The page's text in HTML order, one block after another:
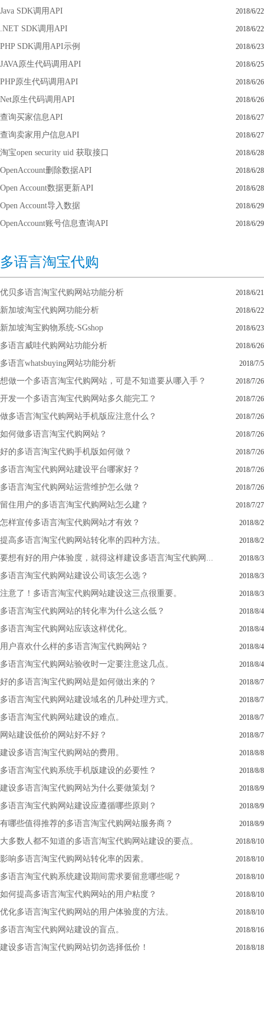
Java SDK调用API 2018/6/22
.NET SDK调用API 2018/6/22
PHP SDK调用API示例 2018/6/23
JAVA原生代码调用API 2018/6/25
PHP原生代码调用API 2018/6/26
Net原生代码调用API 2018/6/26
查询买家信息API 2018/6/27
查询卖家用户信息API 2018/6/27
淘宝open security uid 获取接口 2018/6/28
OpenAccount删除数据API 2018/6/28
Open Account数据更新API 2018/6/28
Open Account导入数据 2018/6/29
OpenAccount账号信息查询API 2018/6/29
多语言淘宝代购
优贝多语言淘宝代购网站功能分析 2018/6/21
新加坡淘宝代购网功能分析 2018/6/22
新加坡淘宝购物系统-SGshop 2018/6/23
多语言威哇代购网站功能分析 2018/6/26
多语言whatsbuying网站功能分析 2018/7/5
想做一个多语言淘宝代购网站，可是不知道要从哪入手？ 2018/7/26
开发一个多语言淘宝代购网站多久能完工？ 2018/7/26
做多语言淘宝代购网站手机版应注意什么？ 2018/7/26
如何做多语言淘宝代购网站？ 2018/7/26
好的多语言淘宝代购手机版如何做？ 2018/7/26
多语言淘宝代购网站建设平台哪家好？ 2018/7/26
多语言淘宝代购网站运营维护怎么做？ 2018/7/26
留住用户的多语言淘宝代购网站怎么建？ 2018/7/27
怎样宣传多语言淘宝代购网站才有效？ 2018/8/2
提高多语言淘宝代购网站转化率的四种方法。 2018/8/2
要想有好的用户体验度，就得这样建设多语言淘宝代购网... 2018/8/3
多语言淘宝代购网站建设公司该怎么选？ 2018/8/3
注意了！多语言淘宝代购网站建设这三点很重要。 2018/8/3
多语言淘宝代购网站的转化率为什么这么低？ 2018/8/4
多语言淘宝代购网站应该这样优化。 2018/8/4
用户喜欢什么样的多语言淘宝代购网站？ 2018/8/4
多语言淘宝代购网站验收时一定要注意这几点。 2018/8/4
好的多语言淘宝代购网站是如何做出来的？ 2018/8/7
多语言淘宝代购网站建设域名的几种处理方式。 2018/8/7
多语言淘宝代购网站建设的难点。 2018/8/7
网站建设低价的网站好不好？ 2018/8/7
建设多语言淘宝代购网站的费用。 2018/8/8
多语言淘宝代购系统手机版建设的必要性？ 2018/8/8
建设多语言淘宝代购网站为什么要做策划？ 2018/8/9
多语言淘宝代购网站建设应遵循哪些原则？ 2018/8/9
有哪些值得推荐的多语言淘宝代购网站服务商？ 2018/8/9
大多数人都不知道的多语言淘宝代购网站建设的要点。 2018/8/10
影响多语言淘宝代购网站转化率的因素。 2018/8/10
多语言淘宝代购系统建设期间需求要留意哪些呢？ 2018/8/10
如何提高多语言淘宝代购网站的用户粘度？ 2018/8/10
优化多语言淘宝代购网站的用户体验度的方法。 2018/8/10
多语言淘宝代购网站建设的盲点。 2018/8/16
建设多语言淘宝代购网站切勿选择低价！ 2018/8/18